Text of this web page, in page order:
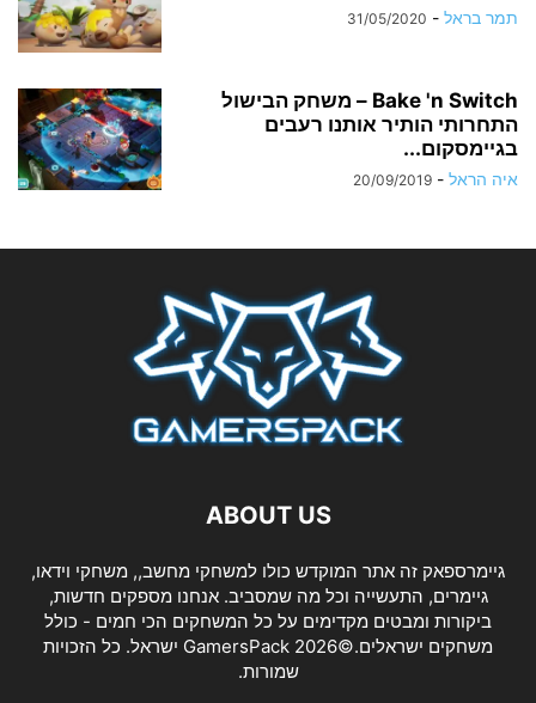
תמר בראל -
31/05/2020
Bake 'n Switch – משחק הבישול
התחרותי הותיר אותנו רעבים
בגיימסקום...
איה הראל -
20/09/2019
ABOUT US
גיימרספאק זה אתר המוקדש כולו למשחקי מחשב,, משחקי וידאו,
גיימרים, התעשייה וכל מה שמסביב. אנחנו מספקים חדשות,
ביקורות ומבטים מקדימים על כל המשחקים הכי חמים - כולל
משחקים ישראלים.©2026 GamersPack ישראל. כל הזכויות
שמורות.